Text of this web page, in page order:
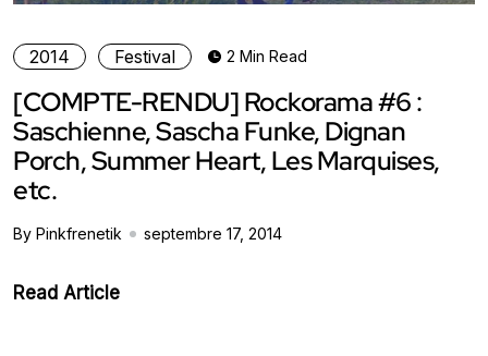
2014 Festival 2 Min Read
[COMPTE-RENDU] Rockorama #6 :
Saschienne, Sascha Funke, Dignan
Porch, Summer Heart, Les Marquises,
etc.
By Pinkfrenetik septembre 17, 2014
Read Article